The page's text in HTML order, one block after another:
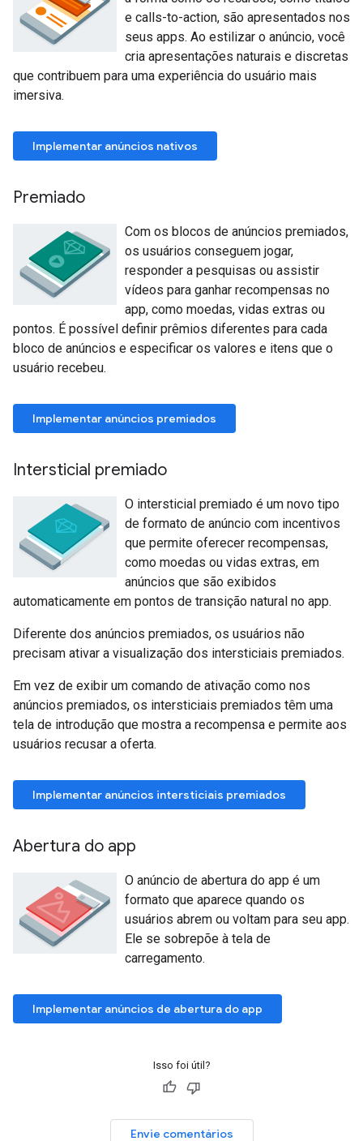
e calls-to-action, são apresentados nos
seus apps. Ao estilizar o anúncio, você
cria apresentações naturais e discretas
que contribuem para uma experiência do usuário mais
imersiva.
Implementar anúncios nativos
Premiado
Com os blocos de anúncios premiados,
os usuários conseguem jogar,
responder a pesquisas ou assistir
vídeos para ganhar recompensas no
app, como moedas, vidas extras ou
pontos. É possível definir prêmios diferentes para cada
bloco de anúncios e especificar os valores e itens que o
usuário recebeu.
Implementar anúncios premiados
Intersticial premiado
O intersticial premiado é um novo tipo
de formato de anúncio com incentivos
que permite oferecer recompensas,
como moedas ou vidas extras, em
anúncios que são exibidos
automaticamente em pontos de transição natural no app.
Diferente dos anúncios premiados, os usuários não
precisam ativar a visualização dos intersticiais premiados.
Em vez de exibir um comando de ativação como nos
anúncios premiados, os intersticiais premiados têm uma
tela de introdução que mostra a recompensa e permite aos
usuários recusar a oferta.
Implementar anúncios intersticiais premiados
Abertura do app
O anúncio de abertura do app é um
formato que aparece quando os
usuários abrem ou voltam para seu app.
Ele se sobrepõe à tela de
carregamento.
Implementar anúncios de abertura do app
Isso foi útil?
Envie comentários